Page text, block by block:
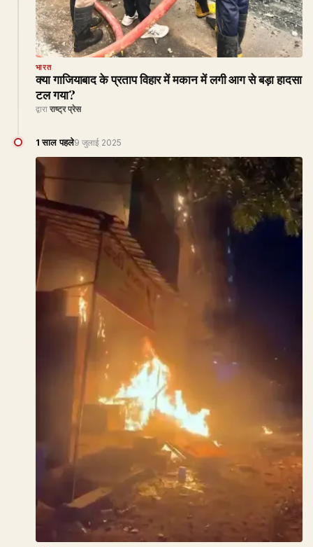
भारत
क्या गाजियाबाद के प्रताप विहार में मकान में लगी आग से बड़ा हादसा
टल गया?
द्वारा राष्ट्र प्रेस
1 साल पहले9 जुलाई 2025